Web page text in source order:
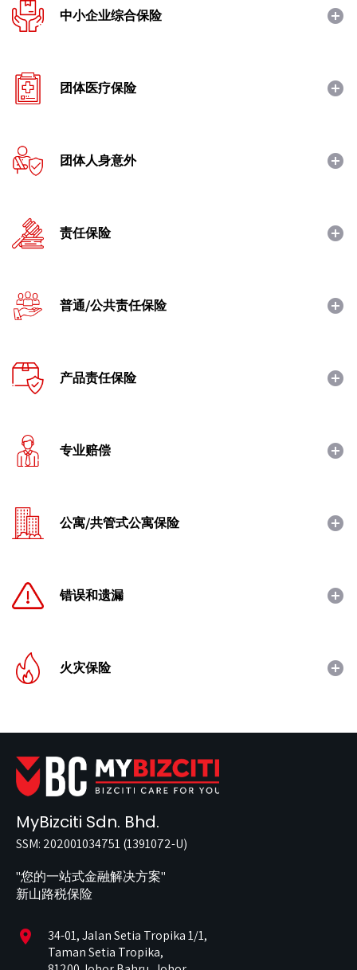
中小企业综合保险
团体医疗保险
团体人身意外
责任保险
普通/公共责任保险
产品责任保险
专业赔偿
公寓/共管式公寓保险
错误和遗漏
火灾保险
MyBizciti Sdn. Bhd.
SSM: 202001034751 (1391072-U)
"您的一站式金融解决方案"
新山路税保险
location_on
34-01, Jalan Setia Tropika 1/1,
Taman Setia Tropika,